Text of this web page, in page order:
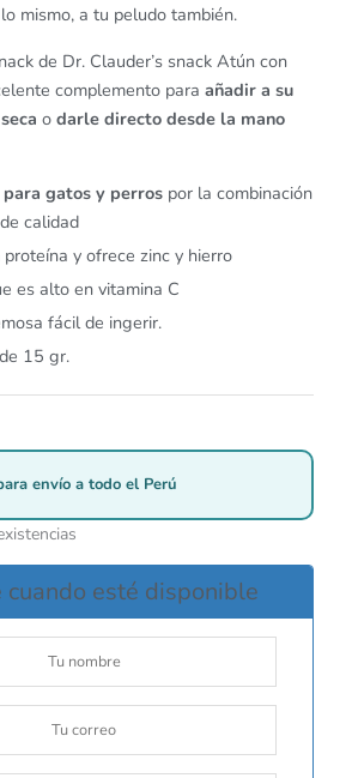
mismo, a tu peludo también.
de Dr. Clauder’s snack Atún con
complemento para añadir a su
o darle directo desde la mano
para gatos y perros por la combinación
calidad
y ofrece zinc y hierro
es alto en vitamina C
fácil de ingerir.
15 gr.
envío a todo el Perú
cuando esté disponible